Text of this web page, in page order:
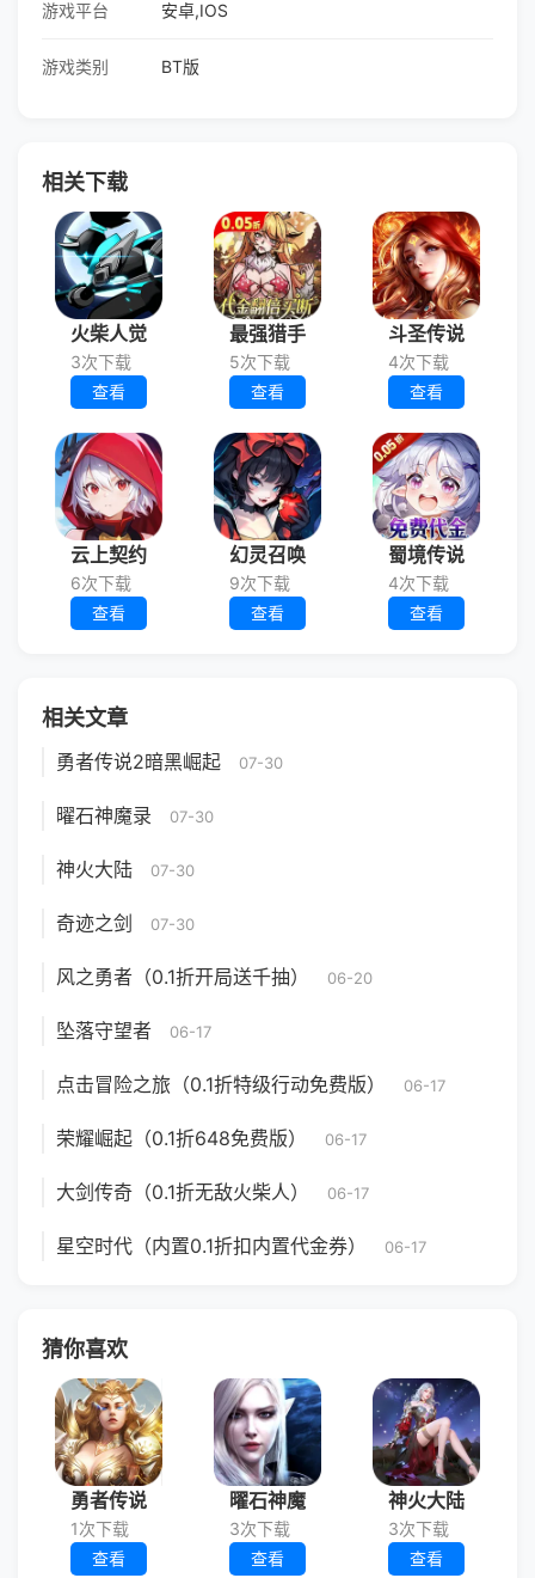
游戏平台 安卓,IOS
游戏类别 BT版
相关下载
火柴人觉
3次下载
查看
最强猎手
5次下载
查看
斗圣传说
4次下载
查看
云上契约
6次下载
查看
幻灵召唤
9次下载
查看
蜀境传说
4次下载
查看
相关文章
勇者传说2暗黑崛起 07-30
曜石神魔录 07-30
神火大陆 07-30
奇迹之剑 07-30
风之勇者（0.1折开局送千抽） 06-20
坠落守望者 06-17
点击冒险之旅（0.1折特级行动免费版） 06-17
荣耀崛起（0.1折648免费版） 06-17
大剑传奇（0.1折无敌火柴人） 06-17
星空时代（内置0.1折扣内置代金券） 06-17
猜你喜欢
勇者传说
1次下载
查看
曜石神魔
3次下载
查看
神火大陆
3次下载
查看